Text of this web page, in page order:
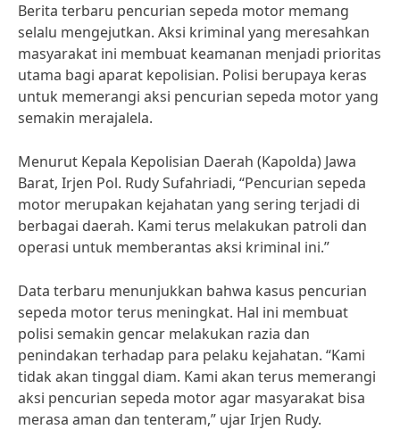
Berita terbaru pencurian sepeda motor memang
selalu mengejutkan. Aksi kriminal yang meresahkan
masyarakat ini membuat keamanan menjadi prioritas
utama bagi aparat kepolisian. Polisi berupaya keras
untuk memerangi aksi pencurian sepeda motor yang
semakin merajalela.
Menurut Kepala Kepolisian Daerah (Kapolda) Jawa
Barat, Irjen Pol. Rudy Sufahriadi, “Pencurian sepeda
motor merupakan kejahatan yang sering terjadi di
berbagai daerah. Kami terus melakukan patroli dan
operasi untuk memberantas aksi kriminal ini.”
Data terbaru menunjukkan bahwa kasus pencurian
sepeda motor terus meningkat. Hal ini membuat
polisi semakin gencar melakukan razia dan
penindakan terhadap para pelaku kejahatan. “Kami
tidak akan tinggal diam. Kami akan terus memerangi
aksi pencurian sepeda motor agar masyarakat bisa
merasa aman dan tenteram,” ujar Irjen Rudy.